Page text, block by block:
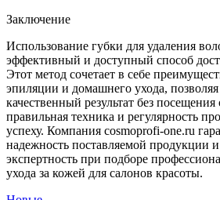
Заключение
Использование губки для удаления
эффективный и доступный способ
Этот метод сочетает в себе
эпиляции и домашнего ухода,
качественный результат без
правильная техника и регулярность
успеху. Компания cosmoprofi-one.ru
надежность поставляемой продукции
экспертность при подборе
ухода за кожей для салонов красоты.